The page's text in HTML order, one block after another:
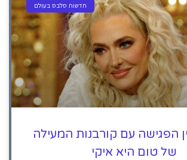
חדשות סלבס בעולם
הפגישה עם קורבנות המעילה
של טום היא איקי